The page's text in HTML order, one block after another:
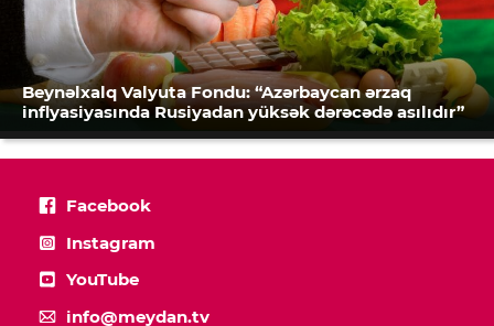
Beynəlxalq Valyuta Fondu: “Azərbaycan ərzaq
inflyasiyasında Rusiyadan yüksək dərəcədə asılıdır”
Facebook
Instagram
YouTube
info@meydan.tv